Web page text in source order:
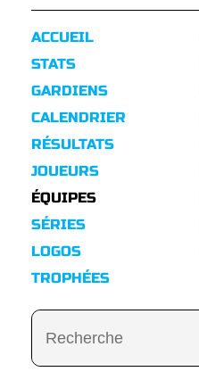
ACCUEIL
STATS
GARDIENS
CALENDRIER
RÉSULTATS
JOUEURS
ÉQUIPES
SÉRIES
LOGOS
TROPHÉES